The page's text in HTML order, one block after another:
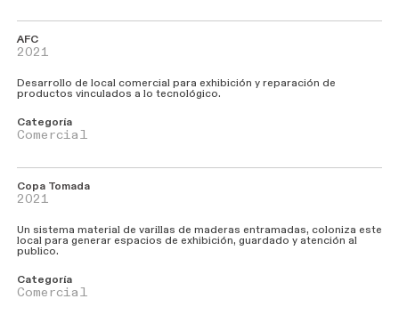
AFC
2021
Desarrollo de local comercial para exhibición y reparación de
productos vinculados a lo tecnológico.
Categoría
Comercial
CopaTomada
2021
Un sistema material de varillas de maderas entramadas, coloniza este
local para generar espacios de exhibición, guardado y atención al
publico.
Categoría
Comercial